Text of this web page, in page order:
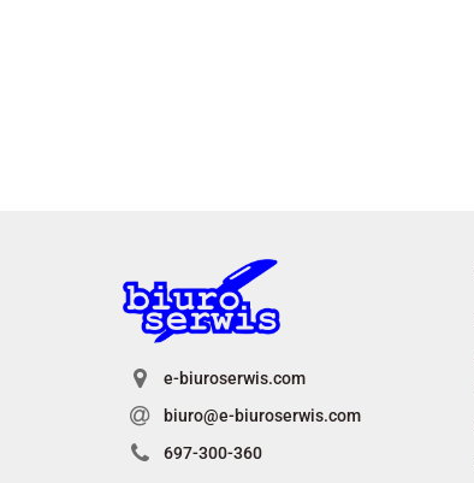
e-biuroserwis.com
biuro@e-biuroserwis.com
697-300-360